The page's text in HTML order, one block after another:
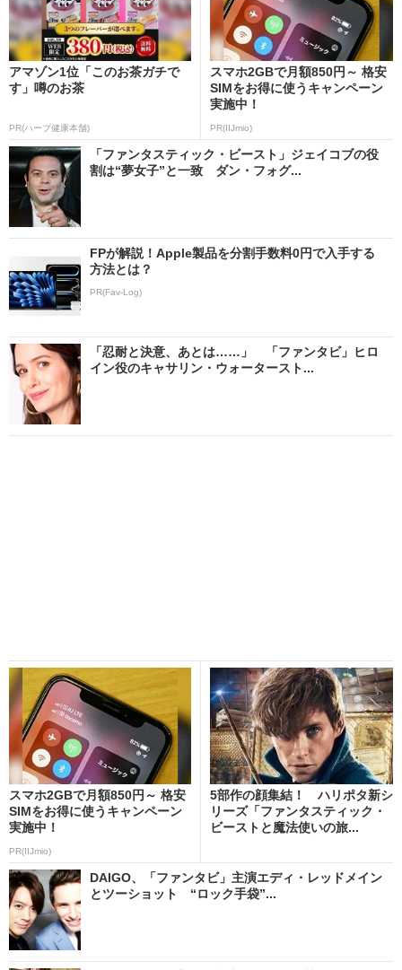
アマゾン1位「このお茶ガチで
す」噂のお茶
PR(ハーブ健康本舗)
スマホ2GBで月額850円～ 格安
SIMをお得に使うキャンペーン
実施中！
PR(IIJmio)
「ファンタスティック・ビースト」ジェイコブの役
割は“夢女子”と一致 ダン・フォグ...
FPが解説！Apple製品を分割手数料0円で入手する
方法とは？
PR(Fav-Log)
「忍耐と決意、あとは……」 「ファンタビ」ヒロ
イン役のキャサリン・ウォータースト...
スマホ2GBで月額850円～ 格安
SIMをお得に使うキャンペーン
実施中！
PR(IIJmio)
5部作の顔集結！ ハリポタ新シ
リーズ「ファンタスティック・
ビーストと魔法使いの旅...
DAIGO、「ファンタビ」主演エディ・レッドメイン
とツーショット “ロック手袋”...